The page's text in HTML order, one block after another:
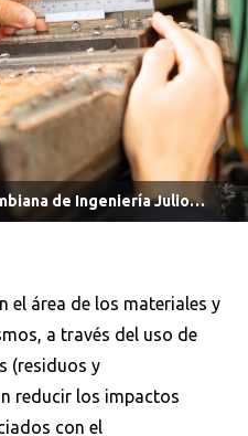
de Ingeniería Julio
el área de los materiales y
a través del uso de
(residuos y
reducir los impactos
con el